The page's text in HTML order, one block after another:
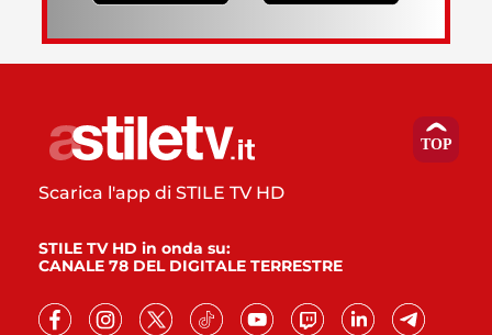
Scarica l'app di STILE TV HD
STILE TV HD in onda su:
CANALE 78 DEL DIGITALE TERRESTRE